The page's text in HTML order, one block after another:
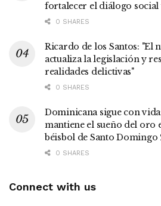
fortalecer el diálogo social
0 SHARES
Ricardo de los Santos: "El
actualiza la legislación y
realidades delictivas"
0 SHARES
Dominicana sigue con
mantiene el sueño del oro
béisbol de Santo Domingo
0 SHARES
Connect with us